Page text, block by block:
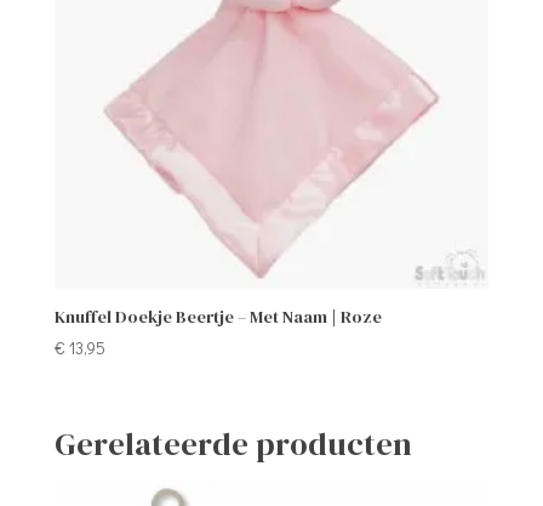
Knuffel Doekje Beertje – Met Naam | Roze
€ 13,95
Gerelateerde producten